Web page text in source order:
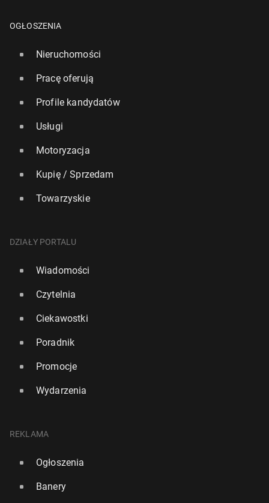
OGŁOSZENIA
Nieruchomości
Pracę oferują
Profile kandydatów
Usługi
Motoryzacja
Kupię / Sprzedam
Towarzyskie
DZIAŁY PORTALU
Wiadomości
Czytelnia
Ciekawostki
Poradnik
Promocje
Wydarzenia
REKLAMA
Ogłoszenia
Banery